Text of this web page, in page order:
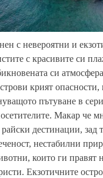
с невероятни и
с красивите си
си
крият опасности,
пътуване в
Макар че
дестинации, зад
нестабилни
които ги правят
Екзотичните